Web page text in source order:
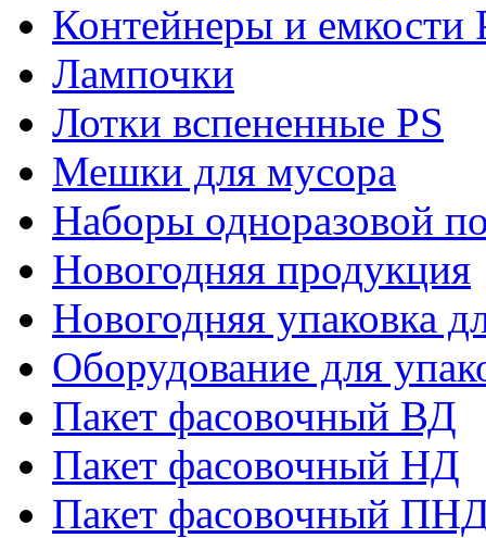
Контейнеры и емкости
Лампочки
Лотки вспененные PS
Мешки для мусора
Наборы одноразовой
Новогодняя продукция
Новогодняя упаковка
Оборудование для
Пакет фасовочный ВД
Пакет фасовочный НД
Пакет фасовочный